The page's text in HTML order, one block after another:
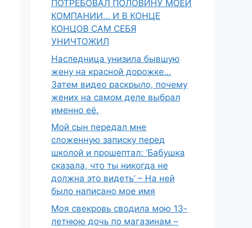
ПОТРЕБОВАЛ ПОЛОВИНУ МОЕЙ
КОМПАНИИ… И В КОНЦЕ
КОНЦОВ САМ СЕБЯ
УНИЧТОЖИЛ
Наследница унизила бывшую
жену на красной дорожке…
Затем видео раскрыло, почему
жених на самом деле выбрал
именно её.
Мой сын передал мне
сложенную записку перед
школой и прошептал: ‘Бабушка
сказала, что ты никогда не
должна это видеть’ – На ней
было написано мое имя
Моя свекровь сводила мою 13-
летнюю дочь по магазинам –